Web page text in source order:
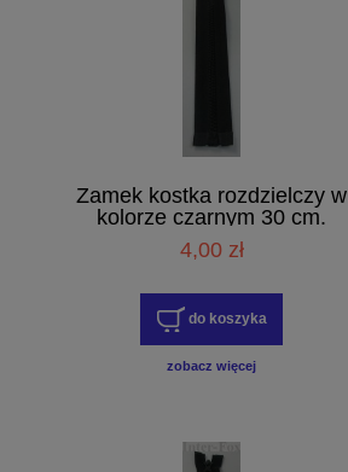
Zamek kostka rozdzielczy w
kolorze czarnym 30 cm.
4,00 zł
do koszyka
zobacz więcej